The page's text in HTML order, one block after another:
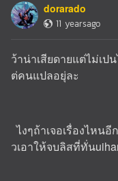
dorarado
11 yearsago
ว้าน่าเสียดายแต่ไม่เ
ต่คนแปลอยุ่ละ
ไงๆถ้าเจอเรื่องไหน
วเอาให้จบลิสที่ทั่น